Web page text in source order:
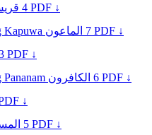
4 PDF ↓
Kapuwa الماعون 7 PDF ↓
PDF ↓
الكافرون 6 PDF ↓
↓
5 PDF ↓